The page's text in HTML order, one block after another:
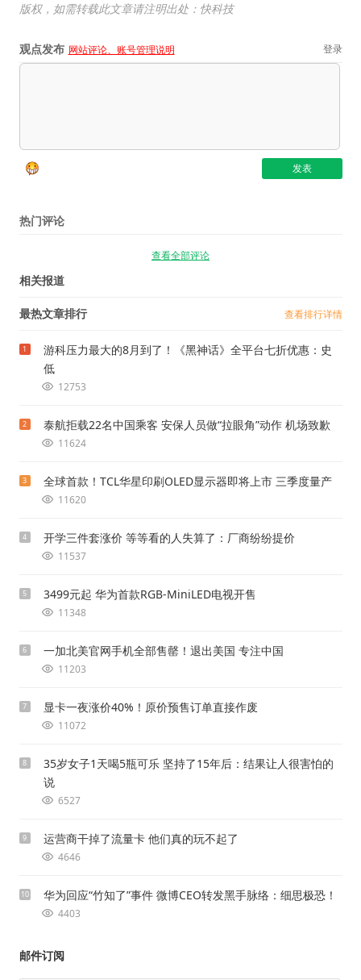
版权，如需转载此文章请注明出处：快科技
观点发布 网站评论、账号管理说明 登录
热门评论
查看全部评论
相关报道
最热文章排行 查看排行详情
1
游科压力最大的8月到了！《黑神话》全平台七折优惠：史
低
12753
2 泰航拒载22名中国乘客 安保人员做“拉眼角”动作 机场致歉
11624
3 全球首款！TCL华星印刷OLED显示器即将上市 三季度量产
11620
4 开学三件套涨价 等等看的人失算了：厂商纷纷提价
11537
5 3499元起 华为首款RGB-MiniLED电视开售
11348
6 一加北美官网手机全部售罄！退出美国 专注中国
11203
7 显卡一夜涨价40%！原价预售订单直接作废
11072
8
35岁女子1天喝5瓶可乐 坚持了15年后：结果让人很害怕的
说
6527
9 运营商干掉了流量卡 他们真的玩不起了
4646
10 华为回应“竹知了”事件 微博CEO转发黑手脉络：细思极恐！
4403
邮件订阅